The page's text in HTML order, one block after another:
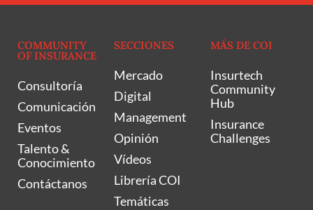
COMMUNITY
OF INSURANCE
Consultoría
Comunicación
Eventos
Talento &
Conocimiento
Contáctanos
SECCIONES
Mercado
Digital
Management
Opinión
Vídeos
Librería COI
Temáticas
MÁS DE COI
Insurtech
Community
Hub
Insurance
Challenges